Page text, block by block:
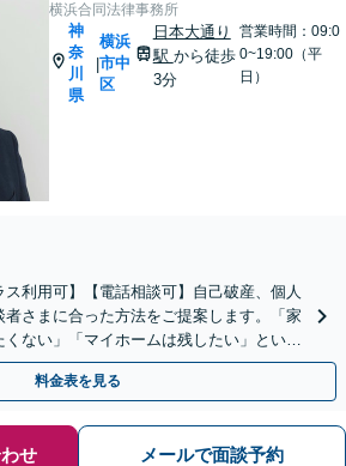
横浜合同法律事務所
神
奈
川
県
|
横浜
市中
区
日本大通り
駅 から徒歩
3分
営業時間：09:0
0~19:00（平
日）
ス利用可】【電話相談可】自己破産、個人
さまに合った方法をご提案します。「家
ない」「マイホームは残したい」といっ
全個室】【日本大通り駅3分】
料金表を見る
せ メールで面談予約